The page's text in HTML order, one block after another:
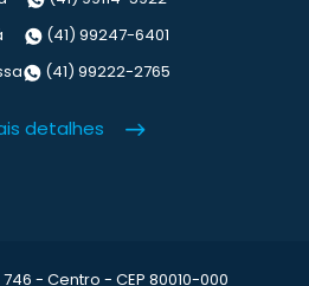
(41) 99247-6401
(41) 99222-2765
detalhes
- Centro - CEP 80010-000